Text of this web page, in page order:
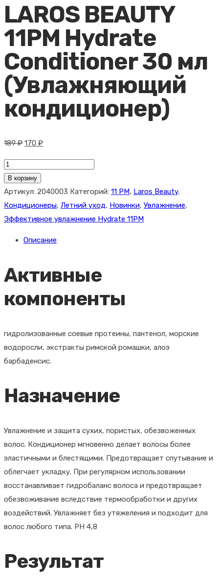
LAROS BEAUTY
11PM Hydrate
Conditioner 30 мл
(Увлажняющий
кондиционер)
189₽ Первоначальная
составляла
189 ₽.
170 ₽Текущая
170 ₽.
Количество
товара
LAROS
BEAUTY
11PM
Conditioner
мл
кондиционер)
В корзину
Артикул: 2040003 Категорий: 11 PM, Laros Beauty,
Кондиционеры, Летний уход, Новинки,Увлажнение,
Эффективное увлажнение Hydrate 11PM
Описание
Активные
компоненты
гидролизованные соевые протеины, пантенол, морские
водоросли, экстракты римской ромашки, алоэ
барбаденсис.
Назначение
Увлажнение и защита сухих, пористых, обезвоженных
волос. Кондиционер мгновенно делает волосы более
эластичными и блестящими. Предотвращает спутывание и
облегчает укладку. При регулярном использовании
восстанавливает гидробаланс волоса и предотвращает
обезвоживание вследствие термообработки и других
воздействий. Увлажняет без утяжеления и подходит для
волос любого типа. PH 4,8
Результат